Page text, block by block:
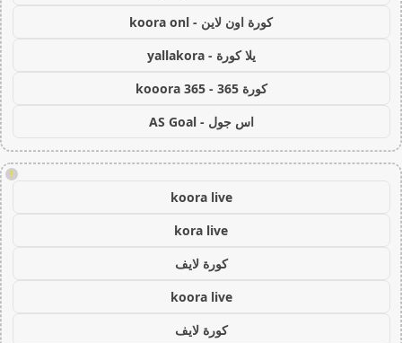
كورة اون لاين - koora onl
يلا كورة - yallakora
كورة 365 - kooora 365
اس جول - AS Goal
!
koora live
kora live
كورة لايف
koora live
كورة لايف